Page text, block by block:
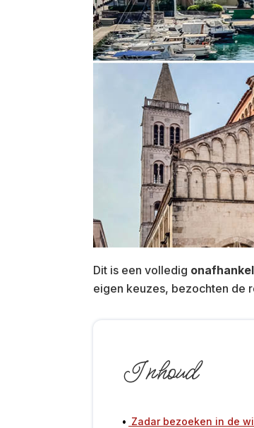
Dit is een volledig
eigen keuzes, bezochten de
Inhoud
Zadar bezoeken in de